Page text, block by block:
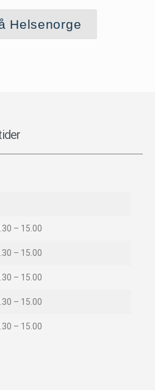
Helsenorge
– 15.00
– 15.00
– 15.00
– 15.00
– 15.00